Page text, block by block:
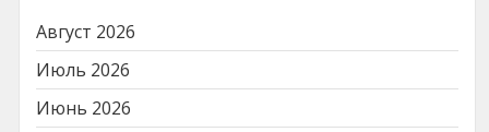
Август 2026
Июль 2026
Июнь 2026